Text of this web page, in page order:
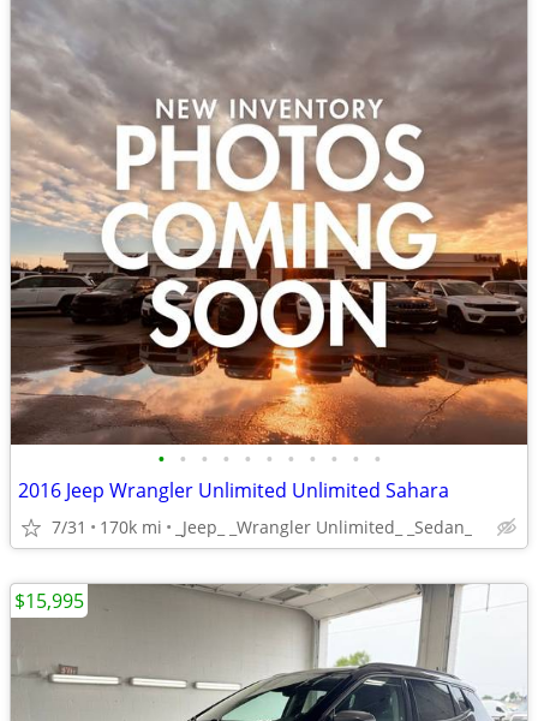
• • • • • • • • • • •
2016 Jeep Wrangler Unlimited Unlimited Sahara
7/31 170k mi _Jeep_ _Wrangler Unlimited_ _Sedan_
$15,995